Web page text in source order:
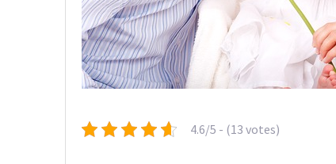
4.6/5 - (13 votes)